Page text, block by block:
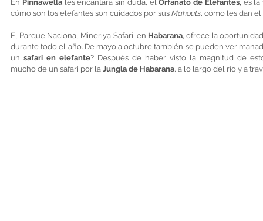
En Pinnawella les encantará sin duda, el Orfanato de Elefantes, es la
cómo son los elefantes son cuidados por sus Mahouts, cómo les dan
El Parque Nacional Mineriya Safari, en Habarana, ofrece la
durante todo el año. De mayo a octubre también se pueden ver
un safari en elefante? Después de haber visto la magnitud de
mucho de un safari por la Jungla de Habarana, a lo largo del río y a